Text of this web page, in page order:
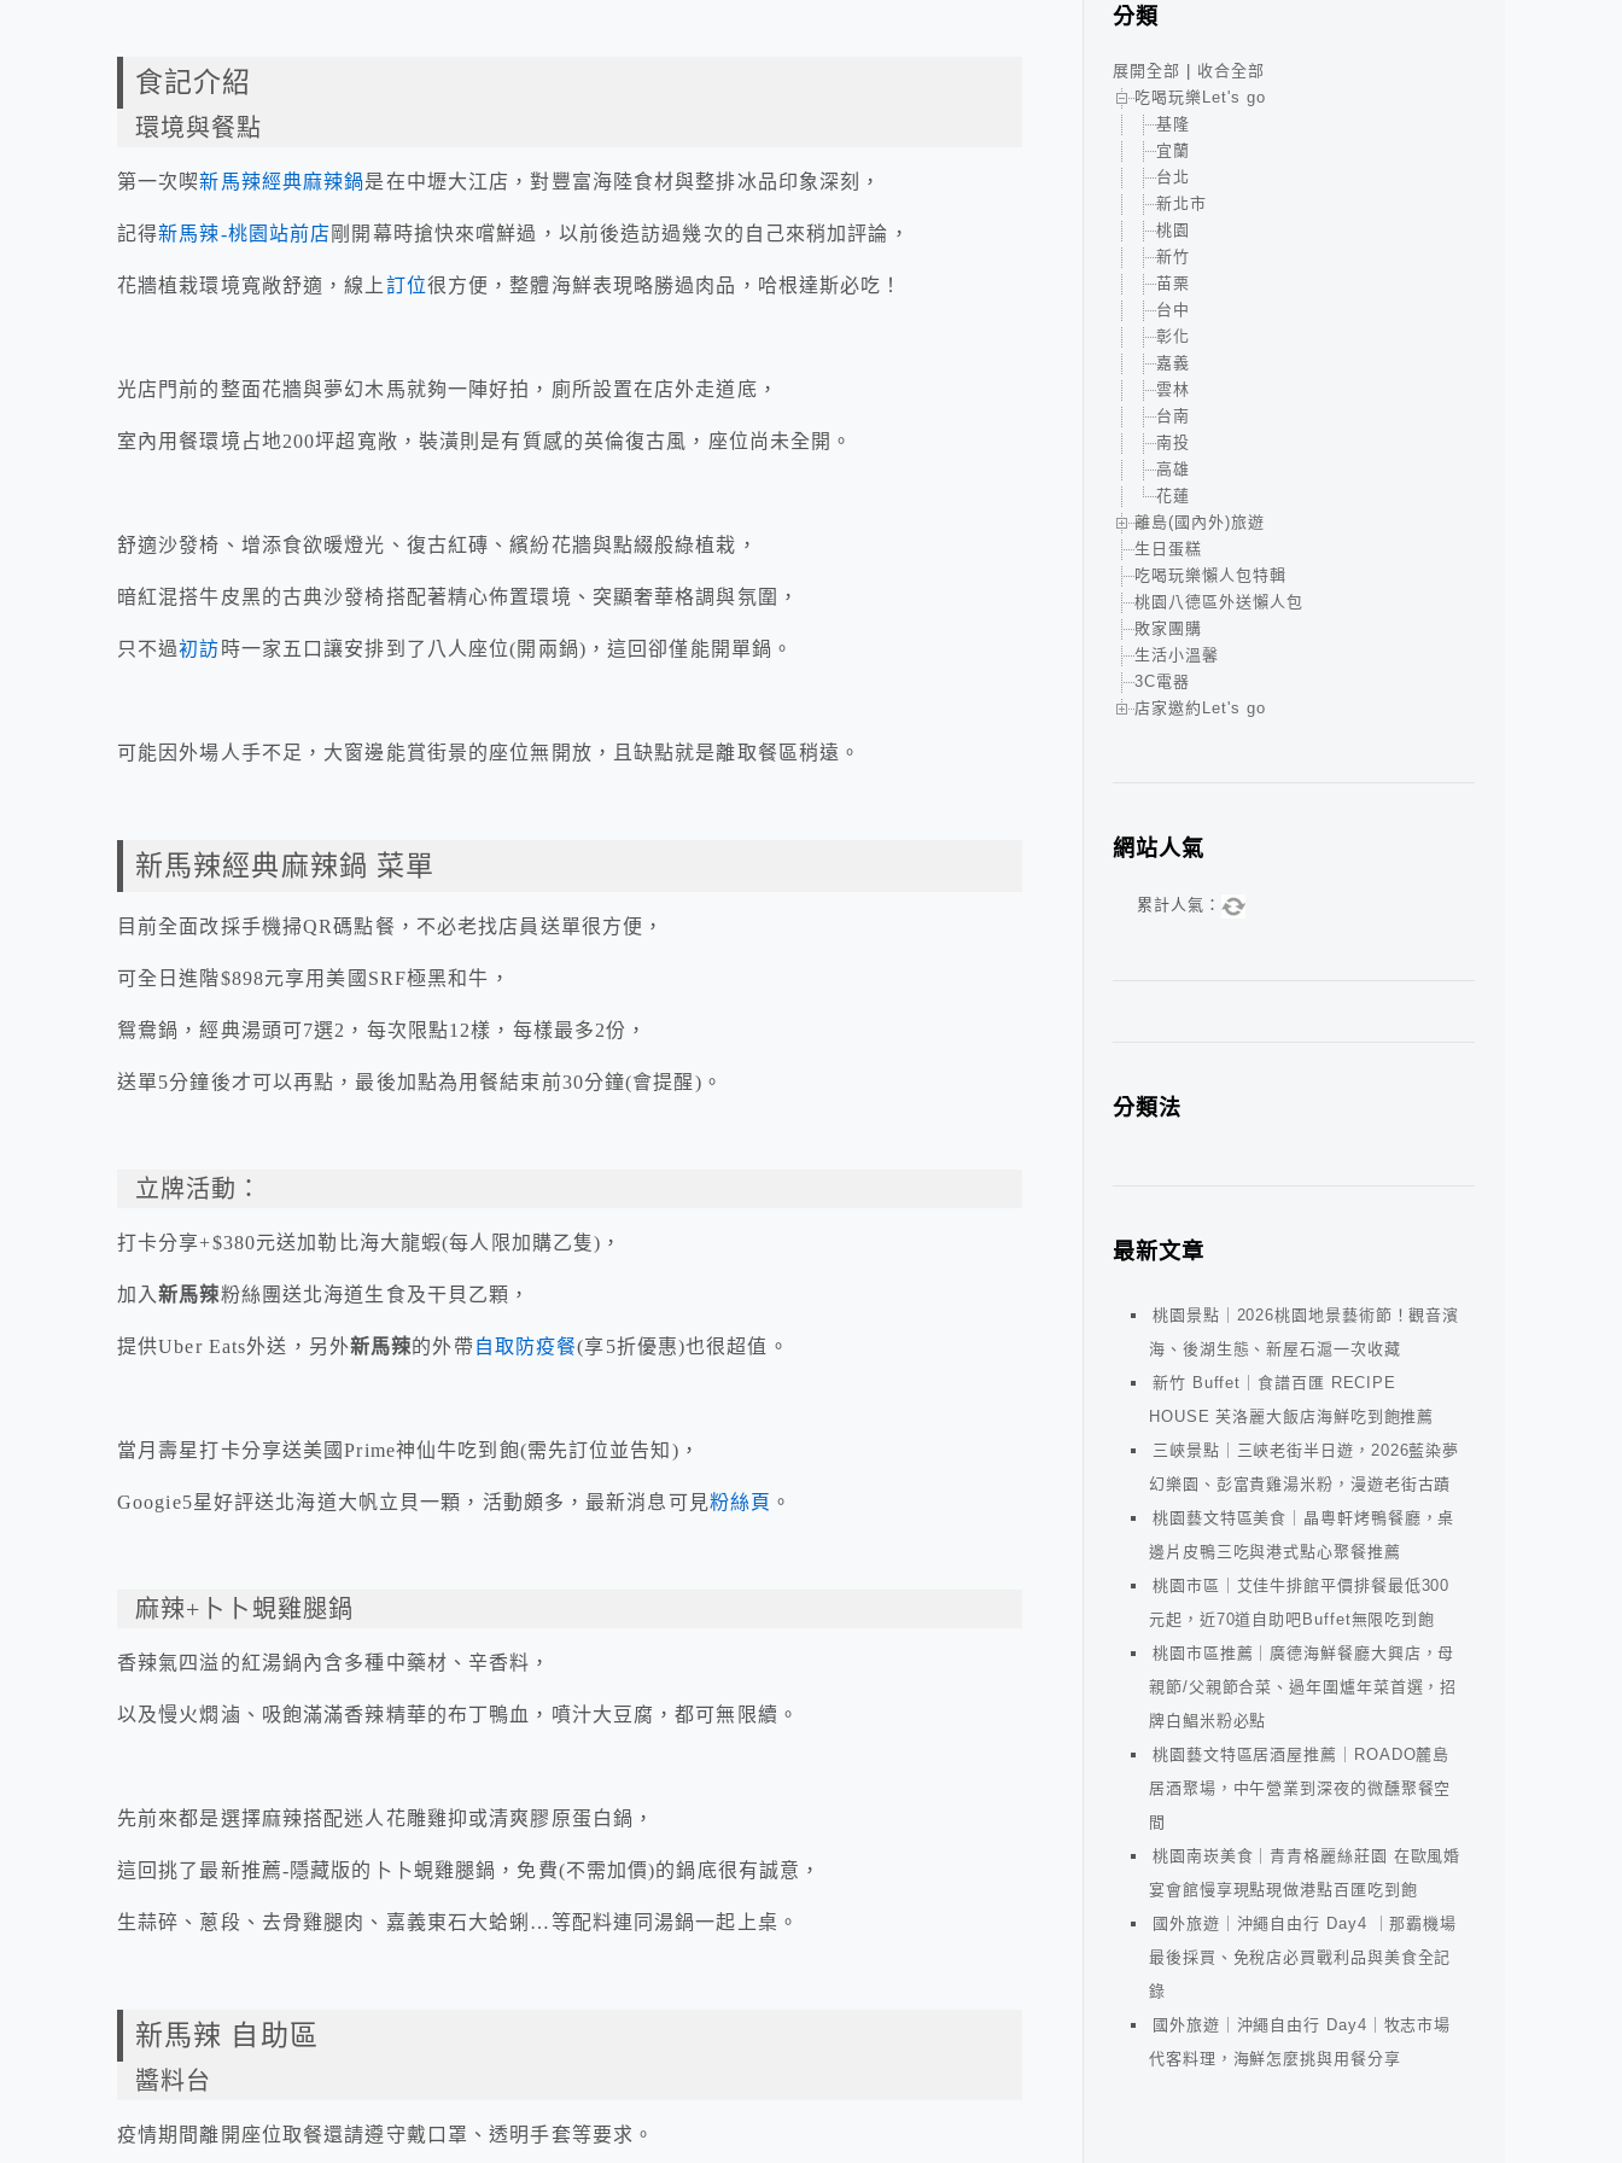
食記介紹
環境與餐點
第一次喫新馬辣經典麻辣鍋是在中壢大江店，對豐富海陸食材與整排冰品印象深刻，
記得新馬辣-桃園站前店 剛開幕時搶快來嚐鮮過，以前後造訪過幾次的自己來稍加評論，
花牆植栽環境寬敞舒適，線上 訂位很方便，整體海鮮表現略勝過肉品，哈根達斯必吃！
光店門前的整面花牆與夢幻木馬就夠一陣好拍，廁所設置在店外走道底，
室內用餐環境占地200坪超寬敞，裝潢則是有質感的英倫復古風，座位尚未全開。
舒適沙發椅、增添食欲暖燈光、復古紅磚、繽紛花牆與點綴般綠植栽，
暗紅混搭牛皮黑的古典沙發椅搭配著精心佈置環境、突顯奢華格調與氛圍，
只不過初訪 時一家五口讓安排到了八人座位(開兩鍋)，這回卻僅能開單鍋。
可能因外場人手不足，大窗邊能賞街景的座位無開放，且缺點就是離取餐區稍遠。
新馬辣經典麻辣鍋 菜單
目前全面改採手機掃QR碼點餐，不必老找店員送單很方便，
可全日進階$898元享用美國SRF極黑和牛，
鴛鴦鍋，經典湯頭可7選2，每次限點12樣，每樣最多2份，
送單5分鐘後才可以再點，最後加點為用餐結束前30分鐘(會提醒)。
立牌活動：
打卡分享+$380元送加勒比海大龍蝦(每人限加購乙隻)，
加入新馬辣粉絲團送北海道生食及干貝乙顆，
提供Uber Eats外送，另外新馬辣的外帶 自取防疫餐(享5折優惠)也很超值。
當月壽星打卡分享送美國Prime神仙牛吃到飽(需先訂位並告知)，
Googie5星好評送北海道大帆立貝一顆，活動頗多，最新消息可見粉絲頁 。
麻辣+卜卜蜆雞腿鍋
香辣氣四溢的紅湯鍋內含多種中藥材、辛香料，
以及慢火燜滷、吸飽滿滿香辣精華的布丁鴨血，噴汁大豆腐，都可無限續。
先前來都是選擇麻辣搭配迷人花雕雞抑或清爽膠原蛋白鍋，
這回挑了最新推薦-隱藏版的卜卜蜆雞腿鍋，免費(不需加價)的鍋底很有誠意，
生蒜碎、蔥段、去骨雞腿肉、嘉義東石大蛤蜊…等配料連同湯鍋一起上桌。
新馬辣 自助區
醬料台
疫情期間離開座位取餐還請遵守戴口罩、透明手套等要求。
分類
展開全部
收合全部
吃喝玩樂Let's go
基隆
宜蘭
台北
新北市
桃園
新竹
苗栗
台中
彰化
嘉義
雲林
台南
南投
高雄
花蓮
離島(國內外)旅遊
生日蛋糕
吃喝玩樂懶人包特輯
桃園八德區外送懶人包
敗家團購
生活小溫馨
3C電器
店家邀約Let's go
網站人氣
累計人氣：
分類法
最新文章
桃園景點｜2026桃園地景藝術節！觀音濱
海、後湖生態、新屋石滬一次收藏
新竹 Buffet｜食譜百匯 RECIPE
HOUSE 芙洛麗大飯店海鮮吃到飽推薦
三峽景點｜三峽老街半日遊，2026藍染夢
幻樂園、彭富貴雞湯米粉，漫遊老街古蹟
桃園藝文特區美食｜晶粵軒烤鴨餐廳，桌
邊片皮鴨三吃與港式點心聚餐推薦
桃園市區｜艾佳牛排館平價排餐最低300
元起，近70道自助吧Buffet無限吃到飽
桃園市區推薦｜廣德海鮮餐廳大興店，母
親節/父親節合菜、過年圍爐年菜首選，招
牌白鯧米粉必點
桃園藝文特區居酒屋推薦｜ROADO麓島
居酒聚場，中午營業到深夜的微醺聚餐空
間
桃園南崁美食｜青青格麗絲莊園 在歐風婚
宴會館慢享現點現做港點百匯吃到飽
國外旅遊｜沖繩自由行 Day4 ｜那霸機場
最後採買、免稅店必買戰利品與美食全記
錄
國外旅遊｜沖繩自由行 Day4｜牧志市場
代客料理，海鮮怎麼挑與用餐分享